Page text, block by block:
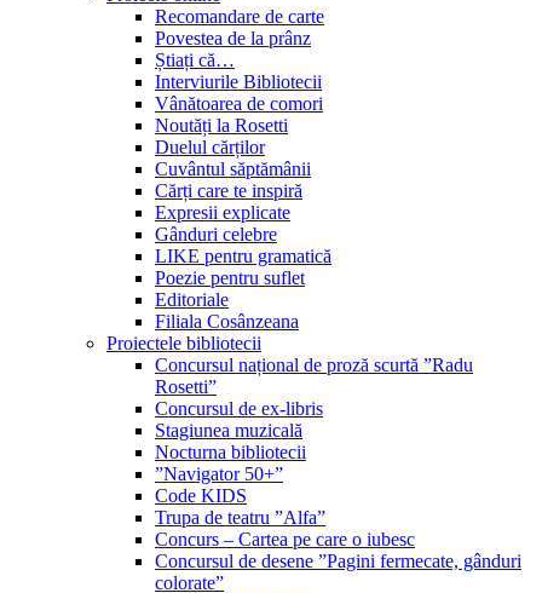
Recomandare de carte
Povestea de la prânz
Știați că…
Interviurile Bibliotecii
Vânătoarea de comori
Noutăți la Rosetti
Duelul cărților
Cuvântul săptămânii
Cărți care te inspiră
Expresii explicate
Gânduri celebre
LIKE pentru gramatică
Poezie pentru suflet
Editoriale
Filiala Cosânzeana
Proiectele bibliotecii
Concursul național de proză scurtă ”Radu
Rosetti”
Concursul de ex-libris
Stagiunea muzicală
Nocturna bibliotecii
”Navigator 50+”
Code KIDS
Trupa de teatru ”Alfa”
Concurs – Cartea pe care o iubesc
Concursul de desene ”Pagini fermecate, gânduri
colorate”